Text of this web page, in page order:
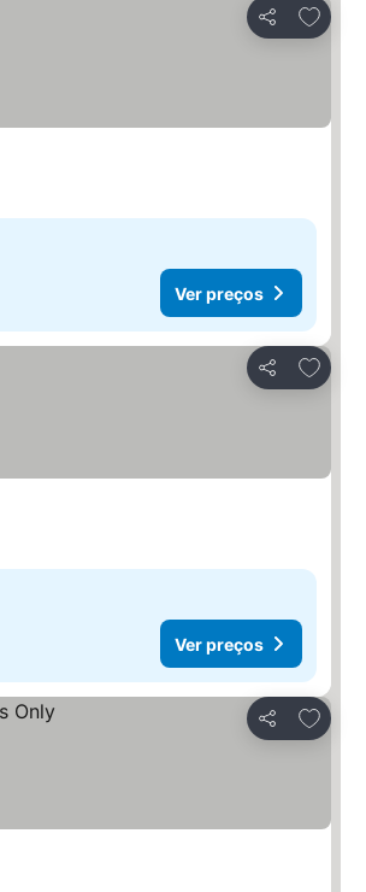
Partilhar
Ver preços
Partilhar
Ver preços
Partilhar